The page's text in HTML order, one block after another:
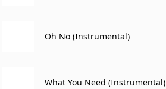
Oh No (Instrumental)
What You Need (Instrumental)